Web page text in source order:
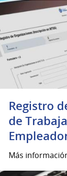
Registro
de
Más